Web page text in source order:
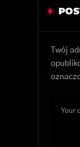
Twój